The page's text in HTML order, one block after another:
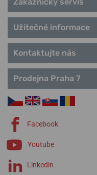
Multifort
Rainflower
All Dial
Užitečné informace
Kontaktujte nás
Prodejna Praha 7
Facebook
Youtube
Linkedin